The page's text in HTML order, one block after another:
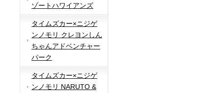
ゾートハワイアンズ
タイムズカー×ニジゲ
ンノモリ クレヨンしん
ちゃんアドベンチャー
パーク
タイムズカー×ニジゲ
ンノモリ NARUTO &